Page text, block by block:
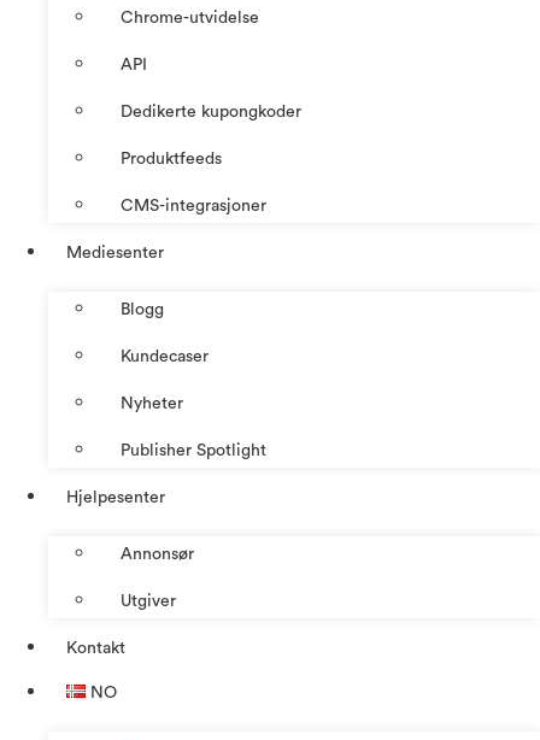
Chrome-utvidelse
API
Dedikerte kupongkoder
Produktfeeds
CMS-integrasjoner
Mediesenter
Blogg
Kundecaser
Nyheter
Publisher Spotlight
Hjelpesenter
Annonsør
Utgiver
Kontakt
NO